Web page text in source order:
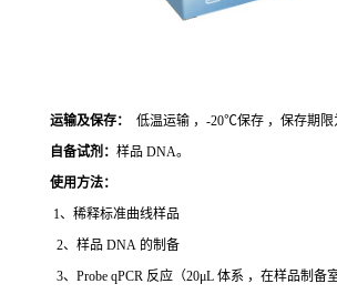
运输及保存：
低温运输 ，-20℃保存 ，保存期限
自备试剂： 样品 DNA。
使用方法：
1、稀释标准曲线样品
2、样品 DNA 的制备
3、Probe qPCR 反应（20μL 体系 ，在样品制备